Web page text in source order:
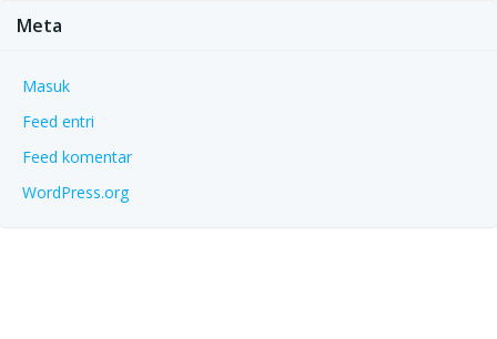
Meta
Masuk
Feed entri
Feed komentar
WordPress.org